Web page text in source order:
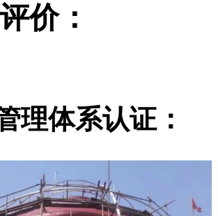
价：
理体系认证：